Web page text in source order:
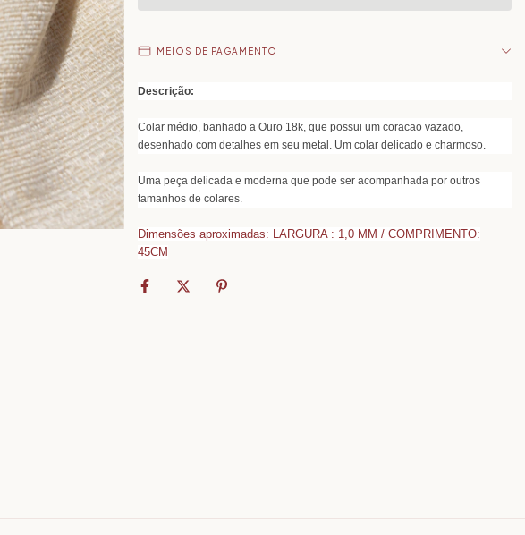
MEIOS DE PAGAMENTO
Descrição:
Colar médio, banhado a Ouro 18k, que possui um coracao vazado,
desenhado com detalhes em seu metal. Um colar delicado e charmoso.
Uma peça delicada e moderna que pode ser acompanhada por outros
tamanhos de colares.
Dimensões aproximadas: LARGURA : 1,0 MM / COMPRIMENTO:
45CM